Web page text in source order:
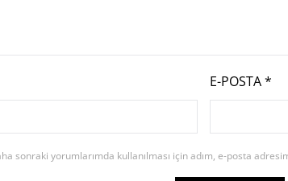
E-POSTA*
sonraki yorumlarımda kullanılması için adım, e-posta